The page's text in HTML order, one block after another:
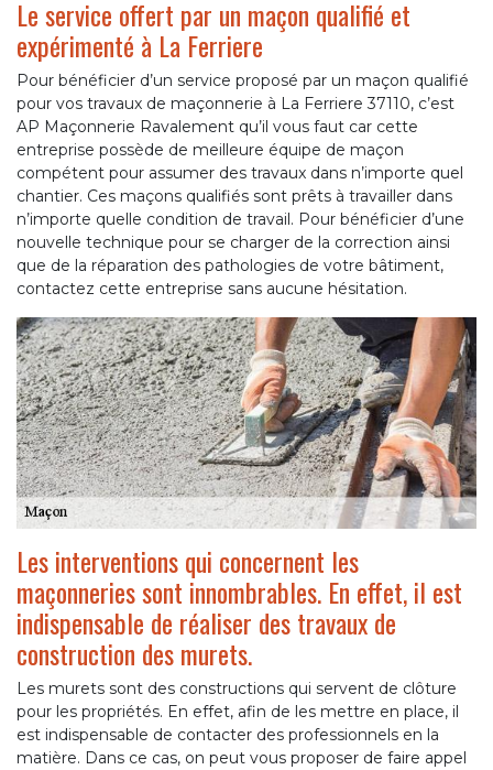
Le service offert par un maçon qualifié et
expérimenté à La Ferriere
Pour bénéficier d’un service proposé par un maçon qualifié
pour vos travaux de maçonnerie à La Ferriere 37110, c’est
AP Maçonnerie Ravalement qu’il vous faut car cette
entreprise possède de meilleure équipe de maçon
compétent pour assumer des travaux dans n’importe quel
chantier. Ces maçons qualifiés sont prêts à travailler dans
n’importe quelle condition de travail. Pour bénéficier d’une
nouvelle technique pour se charger de la correction ainsi
que de la réparation des pathologies de votre bâtiment,
contactez cette entreprise sans aucune hésitation.
Les interventions qui concernent les
maçonneries sont innombrables. En effet, il est
indispensable de réaliser des travaux de
construction des murets.
Les murets sont des constructions qui servent de clôture
pour les propriétés. En effet, afin de les mettre en place, il
est indispensable de contacter des professionnels en la
matière. Dans ce cas, on peut vous proposer de faire appel